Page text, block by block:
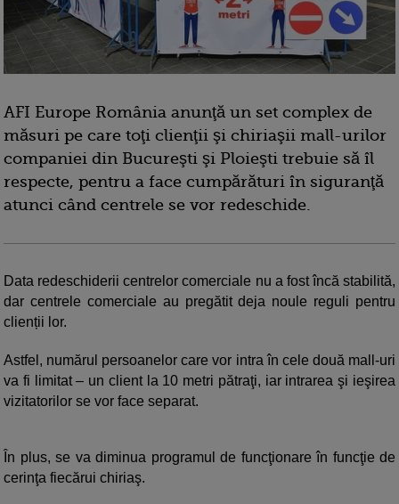
AFI Europe România anunţă un set complex de
măsuri pe care toţi clienţii şi chiriaşii mall-urilor
companiei din Bucureşti şi Ploieşti trebuie să îl
respecte, pentru a face cumpărături în siguranţă
atunci când centrele se vor redeschide.
Data redeschiderii centrelor comerciale nu a fost încă stabilită,
dar centrele comerciale au pregătit deja noule reguli pentru
clienții lor.
Astfel, numărul persoanelor care vor intra în cele două mall-uri
va fi limitat – un client la 10 metri pătraţi, iar intrarea şi ieşirea
vizitatorilor se vor face separat.
În plus, se va diminua programul de funcţionare în funcţie de
cerinţa fiecărui chiriaş.